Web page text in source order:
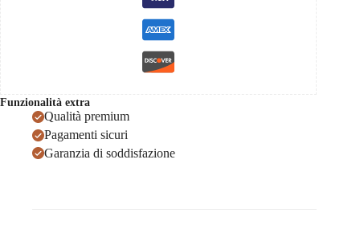
Funzionalità extra
Qualità premium
Pagamenti sicuri
Garanzia di soddisfazione